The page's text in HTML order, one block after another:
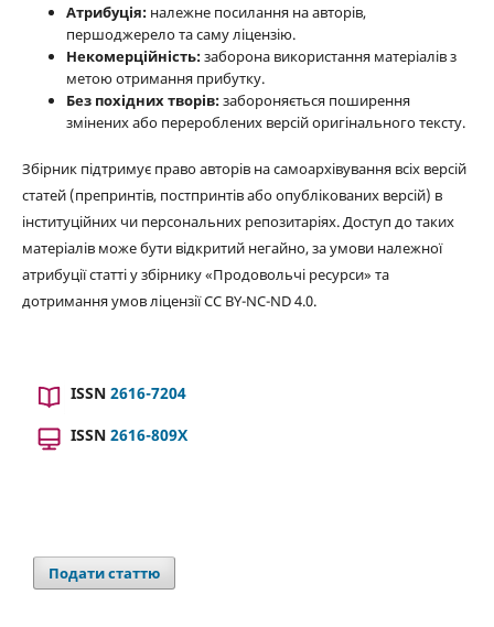
Атрибуція:належне посилання на авторів,
першоджерело та саму ліцензію.
Некомерційність:заборона використання матеріалів з
метою отримання прибутку.
Без похідних творів:забороняється поширення
змінених або перероблених версій оригінального тексту.
Збірник підтримує право авторів на самоархівування всіх версій
статей (препринтів, постпринтів або опублікованих версій) в
інституційних чи персональних репозитаріях. Доступ до таких
матеріалів може бути відкритий негайно, за умови належної
атрибуції статті у збірнику «Продовольчі ресурси» та
дотримання умов ліцензії CC BY-NC-ND 4.0.
ISSN 2616-7204
ISSN 2616-809X
Подати статтю